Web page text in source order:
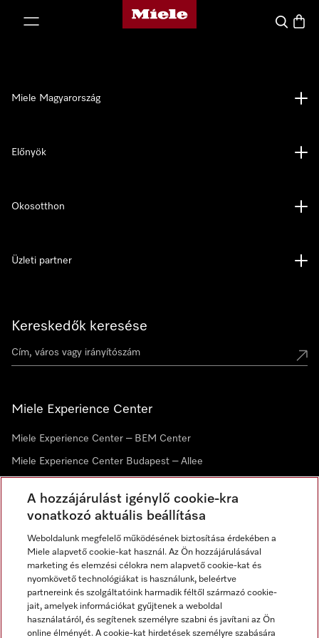
Miele honlapja
Kereses
Kereskedők keresése
Miele Experience Center
Miele Experience Center – BEM Center
Miele Experience Center Budapest – Allee
Hírlevél
Miele Magyarország
Előnyök
Okosotthon
Üzleti partner
A hozzájárulást igénylő cookie-kra
vonatkozó aktuális beállítása
Weboldalunk megfelelő működésének biztosítása érdekében a
Miele alapvető cookie-kat használ. Az Ön hozzájárulásával
marketing és elemzési célokra nem alapvető cookie-kat és
nyomkövető technológiákat is használunk, beleértve
partnereink és szolgáltatóink harmadik féltől származó cookie-
jait, amelyek információkat gyűjtenek a weboldal
használatáról, és segítenek személyre szabni és javítani az Ön
online élményét. A cookie-kat hirdetések személyre szabására